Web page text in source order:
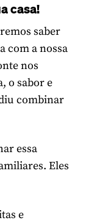
casa!
saber
com a nossa
nos
o sabor e
combinar
essa
Eles
e